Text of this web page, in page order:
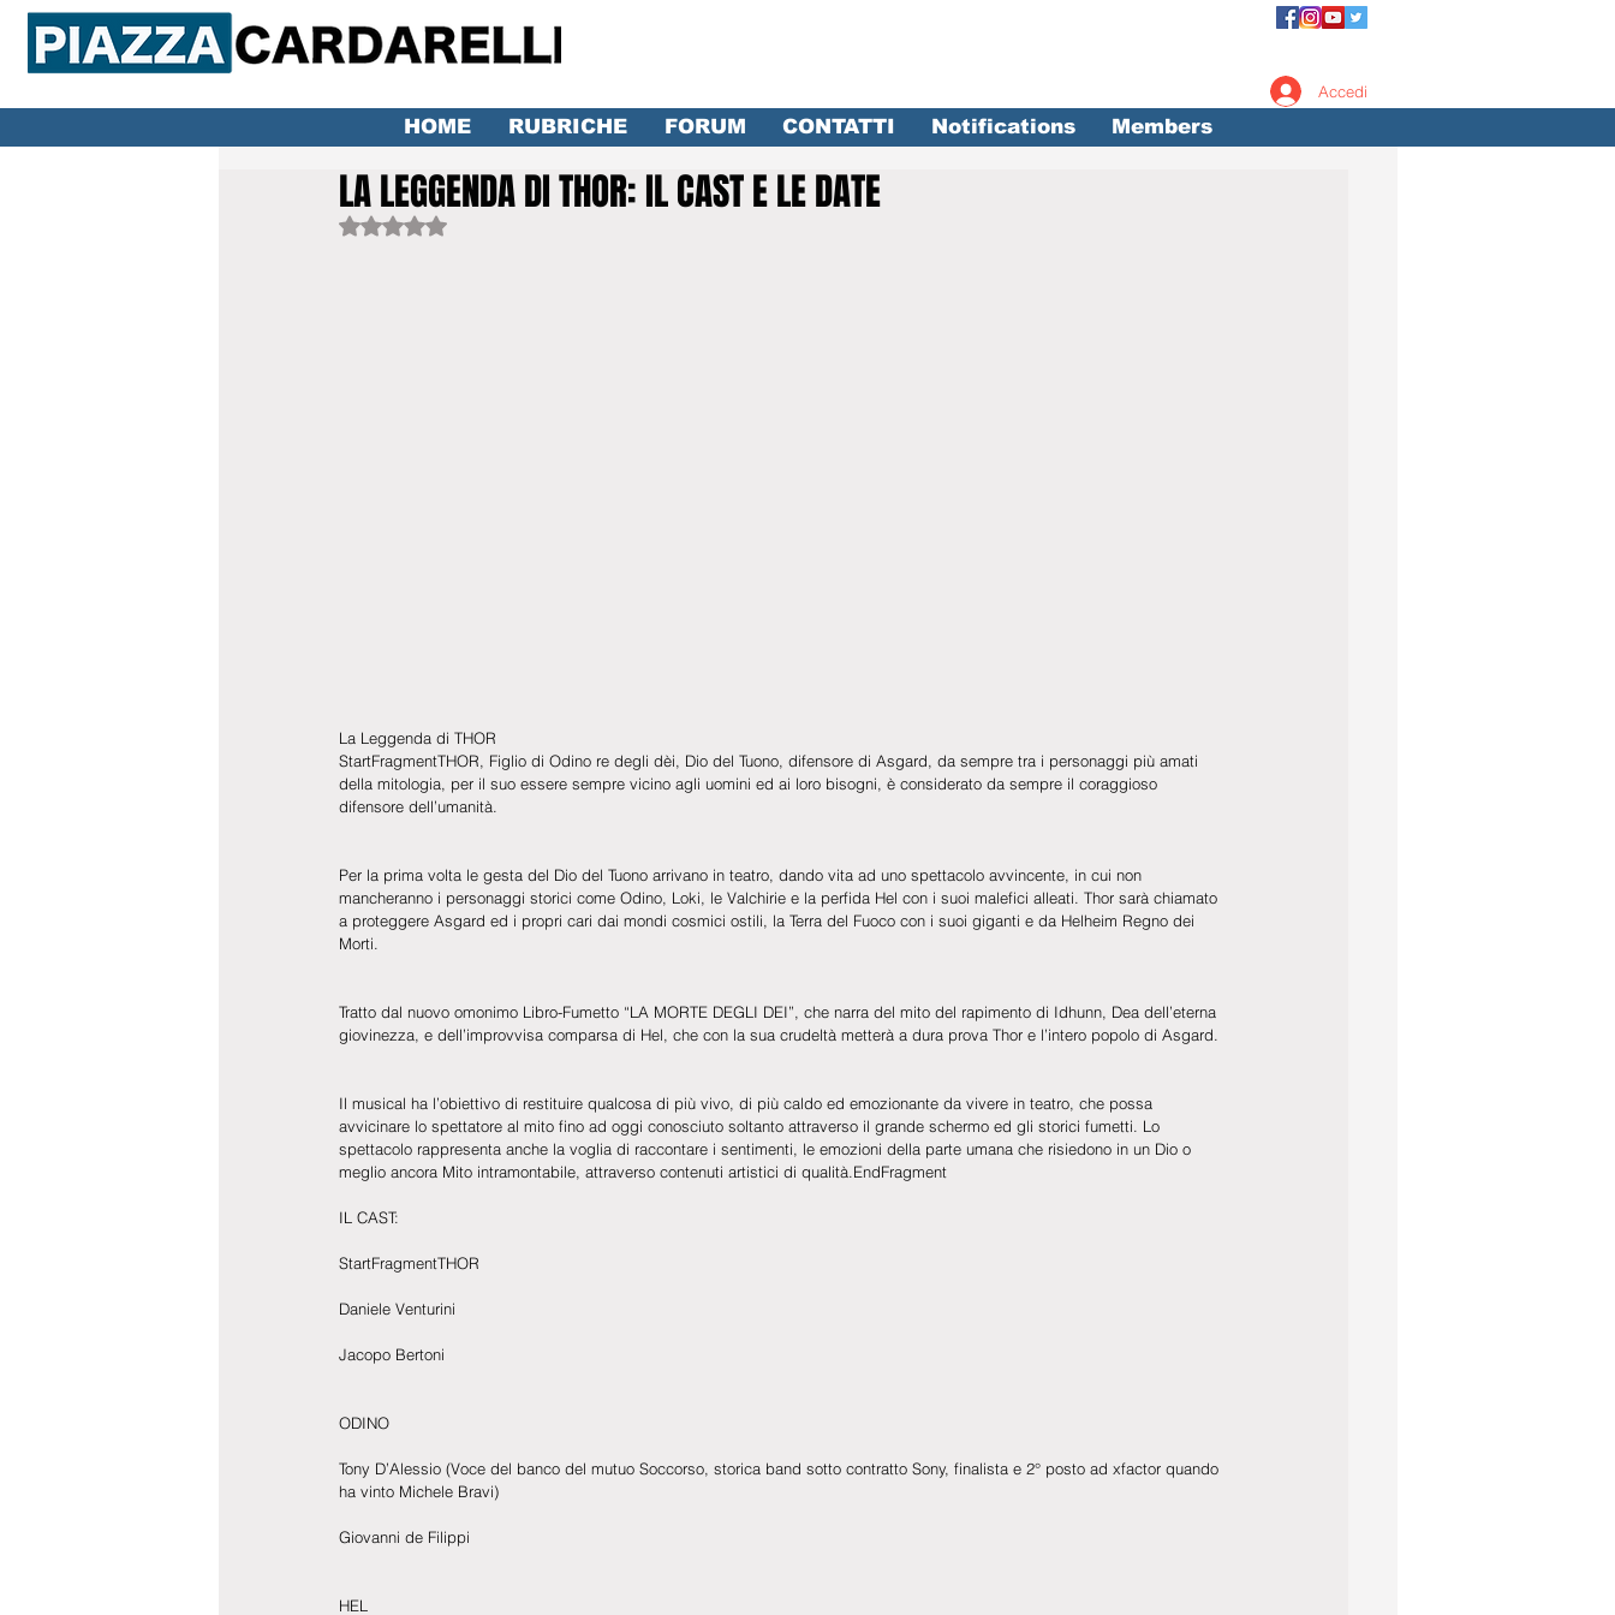
HOME RUBRICHE FORUM CONTATTI Notifications Members
Accedi
LA LEGGENDA DI THOR: IL CAST E LE DATE
Valutazione NaN stelle su 5.
La Leggenda di THOR
StartFragmentTHOR, Figlio di Odino re degli dèi, Dio del Tuono, difensore di Asgard, da sempre tra i personaggi più amati
della mitologia, per il suo essere sempre vicino agli uomini ed ai loro bisogni, è considerato da sempre il coraggioso
difensore dell’umanità.
Per la prima volta le gesta del Dio del Tuono arrivano in teatro, dando vita ad uno spettacolo avvincente, in cui non
mancheranno i personaggi storici come Odino, Loki, le Valchirie e la perfida Hel con i suoi malefici alleati. Thor sarà chiamato
a proteggere Asgard ed i propri cari dai mondi cosmici ostili, la Terra del Fuoco con i suoi giganti e da Helheim Regno dei
Morti.
Tratto dal nuovo omonimo Libro-Fumetto “LA MORTE DEGLI DEI”, che narra del mito del rapimento di Idhunn, Dea dell’eterna
giovinezza, e dell’improvvisa comparsa di Hel, che con la sua crudeltà metterà a dura prova Thor e l’intero popolo di Asgard.
Il musical ha l’obiettivo di restituire qualcosa di più vivo, di più caldo ed emozionante da vivere in teatro, che possa
avvicinare lo spettatore al mito fino ad oggi conosciuto soltanto attraverso il grande schermo ed gli storici fumetti. Lo
spettacolo rappresenta anche la voglia di raccontare i sentimenti, le emozioni della parte umana che risiedono in un Dio o
meglio ancora Mito intramontabile, attraverso contenuti artistici di qualità.EndFragment
IL CAST:
StartFragmentTHOR
Daniele Venturini
Jacopo Bertoni
ODINO
Tony D’Alessio (Voce del banco del mutuo Soccorso, storica band sotto contratto Sony, finalista e 2° posto ad xfactor quando
ha vinto Michele Bravi)
Giovanni de Filippi
HEL